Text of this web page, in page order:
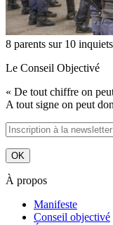
8 parents sur 10
Le Conseil Objectivé
« De tout chiffre on
A tout signe on peut
À propos
Manifeste
Conseil objectivé